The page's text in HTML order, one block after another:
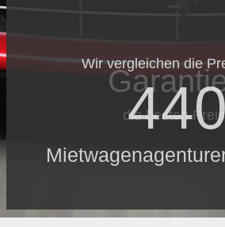
Wir vergleichen die
die besten